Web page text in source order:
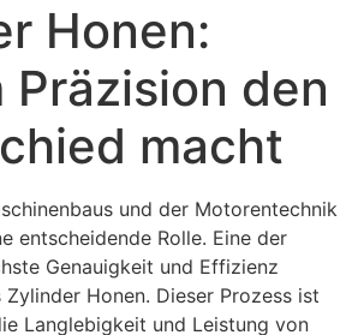
Honen:
Präzision den
macht
und der Motorentechnik
entscheidende Rolle. Eine der
Genauigkeit und Effizienz
Honen. Dieser Prozess ist
Langlebigkeit und Leistung von